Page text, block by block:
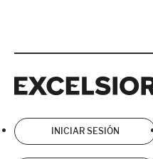
INICIAR SESIÓN